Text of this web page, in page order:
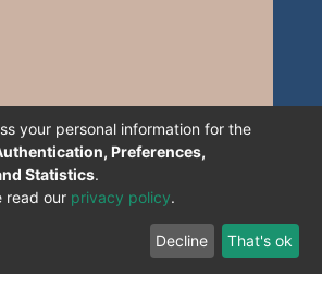
your personal information for the
Preferences,
Statistics.
read our privacy policy.
Decline That's ok